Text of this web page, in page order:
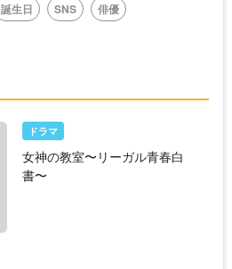
誕生日 SNS 俳優
ドラマ
女神の教室〜リーガル青春白
書〜